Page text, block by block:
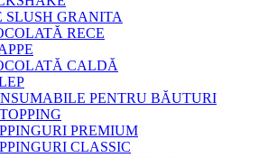
SLUSH GRANITA
RECE
CALDĂ
PENTRU BĂUTURI
PREMIUM
CLASSIC